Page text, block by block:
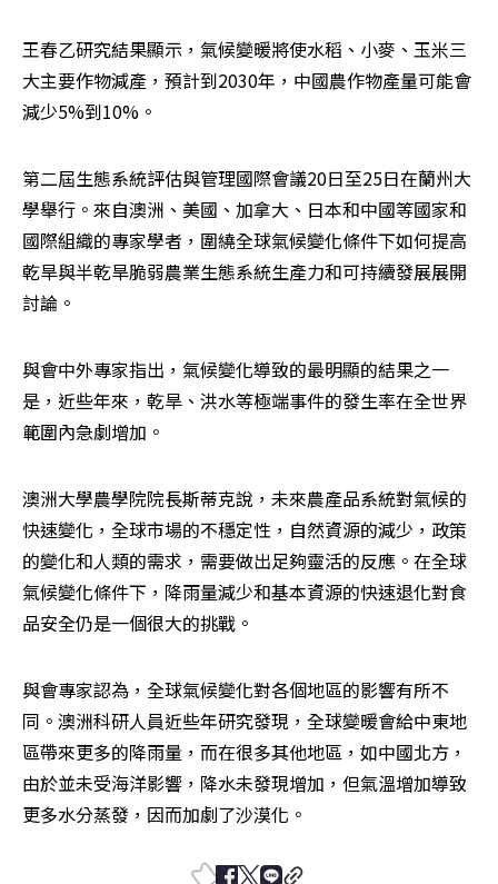
王春乙研究結果顯示，氣候變暖將使水稻、小麥、玉米三
大主要作物減產，預計到2030年，中國農作物產量可能會
減少5%到10%。
第二屆生態系統評估與管理國際會議20日至25日在蘭州大
學舉行。來自澳洲、美國、加拿大、日本和中國等國家和
國際組織的專家學者，圍繞全球氣候變化條件下如何提高
乾旱與半乾旱脆弱農業生態系統生產力和可持續發展展開
討論。
與會中外專家指出，氣候變化導致的最明顯的結果之一
是，近些年來，乾旱、洪水等極端事件的發生率在全世界
範圍內急劇增加。
澳洲大學農學院院長斯蒂克說，未來農產品系統對氣候的
快速變化，全球市場的不穩定性，自然資源的減少，政策
的變化和人類的需求，需要做出足夠靈活的反應。在全球
氣候變化條件下，降雨量減少和基本資源的快速退化對食
品安全仍是一個很大的挑戰。
與會專家認為，全球氣候變化對各個地區的影響有所不
同。澳洲科研人員近些年研究發現，全球變暖會給中東地
區帶來更多的降雨量，而在很多其他地區，如中國北方，
由於並未受海洋影響，降水未發現增加，但氣溫增加導致
更多水分蒸發，因而加劇了沙漠化。